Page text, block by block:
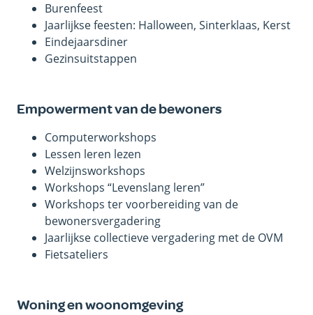
Burenfeest
Jaarlijkse feesten: Halloween, Sinterklaas, Kerst
Eindejaarsdiner
Gezinsuitstappen
Empowerment van de bewoners
Computerworkshops
Lessen leren lezen
Welzijnsworkshops
Workshops “Levenslang leren”
Workshops ter voorbereiding van de
bewonersvergadering
Jaarlijkse collectieve vergadering met de OVM
Fietsateliers
Woning en woonomgeving